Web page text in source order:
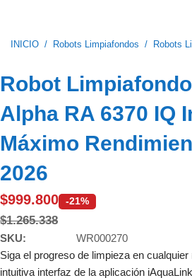
INICIO/ Robots Limpiafondos / Robots
Robot
Alpha RA 6370 IQ
Máximo
2026
$999.800 -21%
$1.265.338
SKU:
WR000270
Siga el progreso de limpieza en
intuitiva interfaz de la aplicación